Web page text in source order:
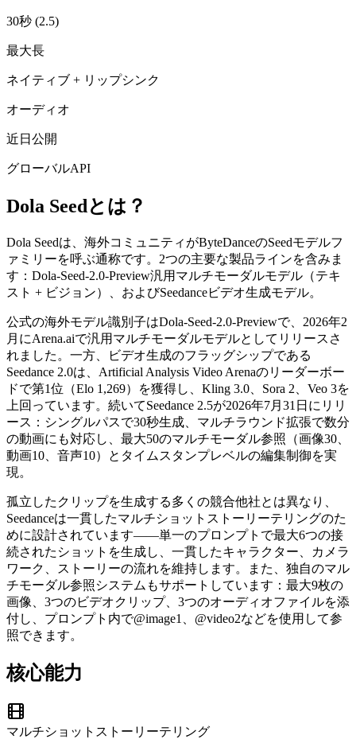
30秒 (2.5)
最大長
ネイティブ + リップシンク
オーディオ
近日公開
グローバルAPI
Dola Seedとは？
Dola Seedは、海外コミュニティがByteDanceのSeedモデルフ
ァミリーを呼ぶ通称です。2つの主要な製品ラインを含みま
す：Dola-Seed-2.0-Preview汎用マルチモーダルモデル（テキ
スト + ビジョン）、およびSeedanceビデオ生成モデル。
公式の海外モデル識別子はDola-Seed-2.0-Previewで、2026年2
月にArena.aiで汎用マルチモーダルモデルとしてリリースさ
れました。一方、ビデオ生成のフラッグシップである
Seedance 2.0は、Artificial Analysis Video Arenaのリーダーボー
ドで第1位（Elo 1,269）を獲得し、Kling 3.0、Sora 2、Veo 3を
上回っています。続いてSeedance 2.5が2026年7月31日にリリ
ース：シングルパスで30秒生成、マルチラウンド拡張で数分
の動画にも対応し、最大50のマルチモーダル参照（画像30、
動画10、音声10）とタイムスタンプレベルの編集制御を実
現。
孤立したクリップを生成する多くの競合他社とは異なり、
Seedanceは一貫したマルチショットストーリーテリングのた
めに設計されています——単一のプロンプトで最大6つの接
続されたショットを生成し、一貫したキャラクター、カメラ
ワーク、ストーリーの流れを維持します。また、独自のマル
チモーダル参照システムもサポートしています：最大9枚の
画像、3つのビデオクリップ、3つのオーディオファイルを添
付し、プロンプト内で@image1、@video2などを使用して参
照できます。
核心能力
マルチショットストーリーテリング